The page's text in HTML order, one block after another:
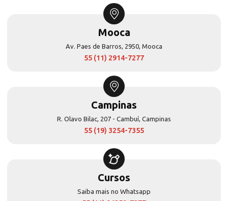
Mooca
Av. Paes de Barros, 2950, Mooca
55 (11) 2914-7277
Campinas
R. Olavo Bilac, 207 - Cambuí, Campinas
55 (19) 3254-7355
Cursos
Saiba mais no Whatsapp